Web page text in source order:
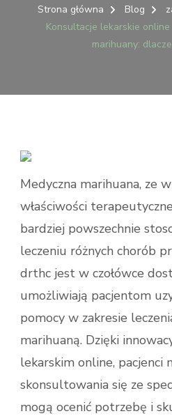
Strona główna Blog
Konsultacje lekarskie
marihuany:
Medyczna marihuana, ze
właściwości
bardziej powszechnie
leczeniu różnych chorób
drthc jest w czołówce
umożliwiają pacjentom
pomocy w zakresie
marihuaną. Dzięki
lekarskim online, pacjenci
skonsultowania się ze
mogą ocenić potrzebę i